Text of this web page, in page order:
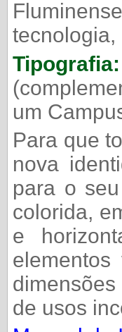
tecnologia,
Tipografia:
um
Para que
nova
para o
colorida,
e
de usos